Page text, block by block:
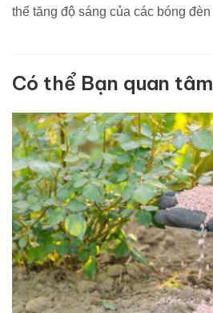
thể tăng độ sáng của các bóng đèn
Có thể Bạn quan tâm